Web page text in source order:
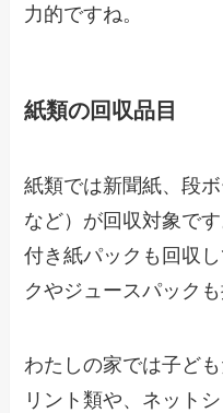
力的ですね。
紙類の回収品目
紙類では新聞紙、段
など）が回収対象で
付き紙パックも回収
クやジュースパック
わたしの家では子ど
リント類や、ネット